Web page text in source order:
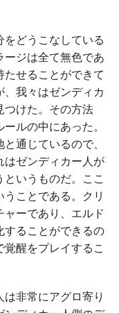
どうこなしている
ジは全て無色であ
せることができて
我々はゼンディカ
つけた。その方法
ルの中にあった。
通じているので、
はゼンディカー人が
いうものだ。ここ
ことである。クリ
ーであり、エルド
することができるの
醒をプレイするこ
非常にアグロ寄り